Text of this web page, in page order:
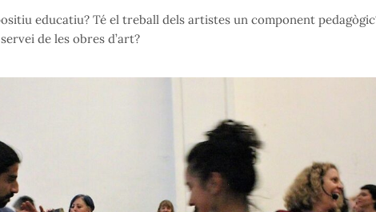
educatiu? Té el treball dels artistes un component
de les obres d’art?